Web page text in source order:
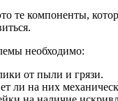
те компоненты,
необходимо:
от пыли и грязи.
ли на них